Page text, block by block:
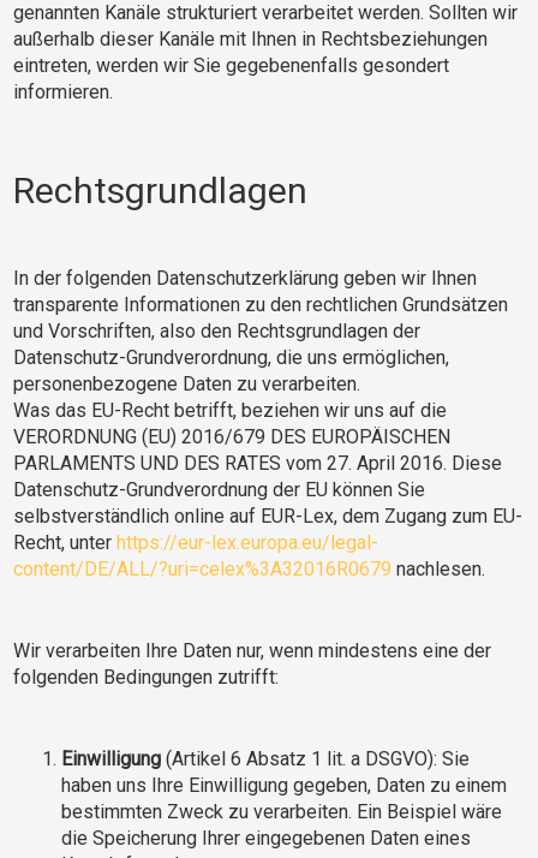
genannten Kanäle strukturiert verarbeitet werden. Sollten wir
außerhalb dieser Kanäle mit Ihnen in Rechtsbeziehungen
eintreten, werden wir Sie gegebenenfalls gesondert
informieren.
Rechtsgrundlagen
In der folgenden Datenschutzerklärung geben wir Ihnen
transparente Informationen zu den rechtlichen Grundsätzen
und Vorschriften, also den Rechtsgrundlagen der
Datenschutz-Grundverordnung, die uns ermöglichen,
personenbezogene Daten zu verarbeiten.
Was das EU-Recht betrifft, beziehen wir uns auf die
VERORDNUNG (EU) 2016/679 DES EUROPÄISCHEN
PARLAMENTS UND DES RATES vom 27. April 2016. Diese
Datenschutz-Grundverordnung der EU können Sie
selbstverständlich online auf EUR-Lex, dem Zugang zum EU-
Recht, unterhttps://eur-lex.europa.eu/legal-
content/DE/ALL/?uri=celex%3A32016R0679 nachlesen.
Wir verarbeiten Ihre Daten nur, wenn mindestens eine der
folgenden Bedingungen zutrifft:
Einwilligung (Artikel 6 Absatz 1 lit. a DSGVO): Sie
haben uns Ihre Einwilligung gegeben, Daten zu einem
bestimmten Zweck zu verarbeiten. Ein Beispiel wäre
die Speicherung Ihrer eingegebenen Daten eines